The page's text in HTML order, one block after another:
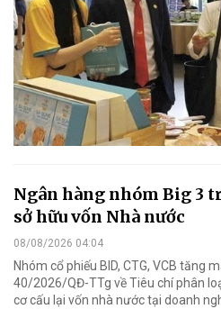
Ngân hàng nhóm Big 3
sở hữu vốn Nhà nước
08/08/2026 04:04
Nhóm cổ phiếu BID, CTG, VCB tăng
40/2026/QĐ-TTg về Tiêu chí phân
cơ cấu lại vốn nhà nước tại doanh